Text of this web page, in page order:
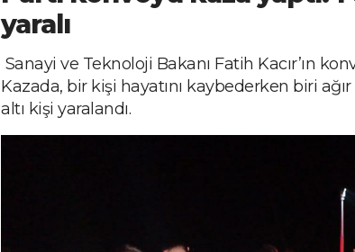
yaralı
Sanayi ve Teknoloji Bakanı Fatih Kacır’ın
Kazada, bir kişi hayatını kaybederken biri
altı kişi yaralandı.